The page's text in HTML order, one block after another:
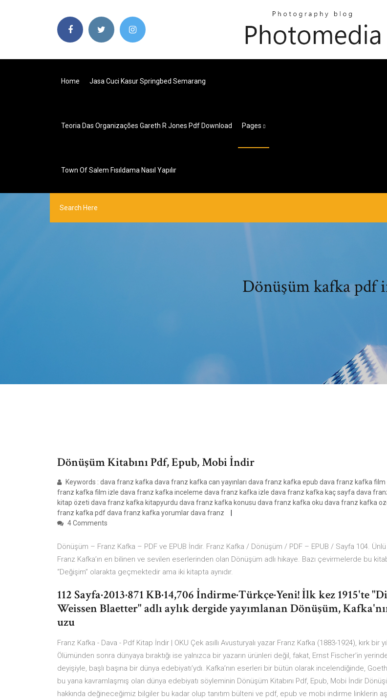
Home Jasa Cuci Kasur Springbed Semarang
Teoria Das Organizações Gareth R Jones Pdf Download Pages
Town Of Salem Fısıldama Nasıl Yapılır
Dönüşüm kafka pdf
Dönüşüm Kitabını Pdf, Epub, Mobi İndir
Keywords : dava franz kafka dava franz kafka can yayınları dava franz kafka epub dava franz kafka film
franz kafka film izle dava franz kafka inceleme dava franz kafka izle dava franz kafka kaç sayfa dava
kitap özeti dava franz kafka kitapyurdu dava franz kafka konusu dava franz kafka oku dava franz kafka
franz kafka pdf dava franz kafka yorumlar dava franz
4 Comments
Dönüşüm – Franz Kafka – PDF ve EPUB İndir. Franz Kafka / Dönüşüm / PDF – EPUB / Sayfa 104.
Franz Kafka’ın en bilinen ve sevilen eserlerinden olan Dönüşüm adlı hikaye. Bazı çevirmelerde bu
“Değişim” olarakta geçmektedir ama iki kitapta aynıdır.
112 Sayfa·2013·871 KB·14,706 İndirme·Türkçe·Yeni! İlk kez 1915'te
Weissen Blaetter" adlı aylık dergide yayımlanan Dönüşüm,
uzu
Franz Kafka - Dava - Pdf Kitap İndir | OKU Çek asıllı Avusturyalı yazar Franz Kafka (1883-1924), kırk bir
Ölümünden sonra dünyaya bıraktığı ise yalnızca bir yazarın ürünleri değil, fakat, Ernst Fischer’in
deyişiyle, başlı başına bir dünya edebiyatı’ydı. Kafka’nın eserleri bir bütün olarak incelendiğinde,
bu yana kavramlaşmış olan dünya edebiyatı söyleminin Dönüşüm Kitabını Pdf, Epub, Mobi İndir
hakkında değineceğimiz bilgiler bu kadar olup tanıtım bülteni ve pdf, epub ve mobi indirme linklerin